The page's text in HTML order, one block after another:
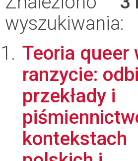
wyszukiwania:
Teoria queer
ranzycie:
przekłady i
kontekstach